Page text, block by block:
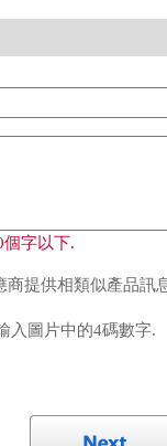
字以下.
商提供相類似產品訊
入圖片中的4碼數字.